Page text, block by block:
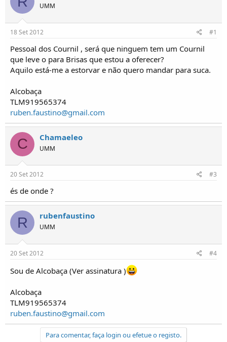
i
d
o
r
e
T
p
c
s
í
c
o
UMM
18 Set 2012 #1
Pessoal dos Cournil , será que ninguem tem um Cournil
que leve o para Brisas que estou a oferecer?
Aquilo está-me a estorvar e não quero mandar para suca.
Alcobaça
TLM919565374
ruben.faustino@gmail.com
C Chamaeleo
UMM
20 Set 2012 #3
és de onde ?
R rubenfaustino
UMM
20 Set 2012 #4
Sou de Alcobaça (Ver assinatura )
Alcobaça
TLM919565374
ruben.faustino@gmail.com
Para comentar, faça login ou efetue o registo.